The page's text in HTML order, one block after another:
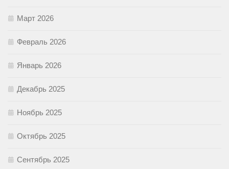
Март 2026
Февраль 2026
Январь 2026
Декабрь 2025
Ноябрь 2025
Октябрь 2025
Сентябрь 2025